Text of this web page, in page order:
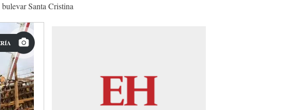
Santa Cristina